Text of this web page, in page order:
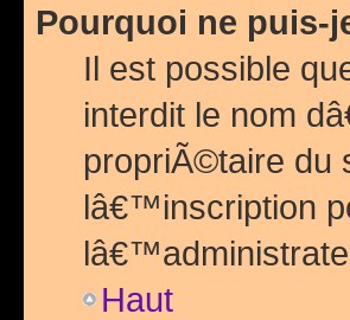
Pourquoi ne puis-
Il est possible
interdit le nom
propriÃ©taire du
lâ€™inscription
Haut